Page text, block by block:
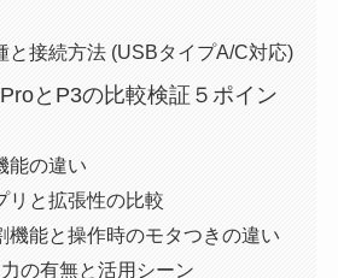
と接続方法 (USBタイプA/C対応)
とP3の比較検証５ポイン
能の違い
リと拡張性の比較
機能と操作時のモタつきの違い
の有無と活用シーン